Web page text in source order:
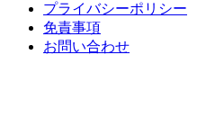
プライバシーポリシー
免責事項
お問い合わせ